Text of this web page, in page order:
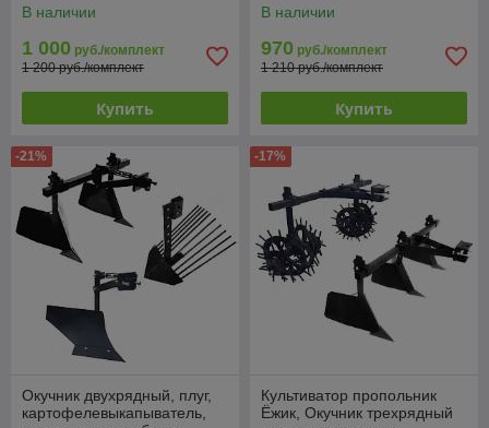
В наличии
1 000 руб./комплект
1 200 руб./комплект
Купить
В наличии
970 руб./комплект
1 210 руб./комплект
Купить
-21%
Окучник двухрядный, плуг,
картофелевыкапыватель,
-17%
Культиватор пропольник
Ёжик, Окучник трехрядный